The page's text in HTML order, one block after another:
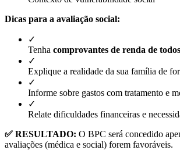
Dicas para a avaliação social:
✓
Tenha comprovantes de renda de
✓
Explique a realidade da sua família de
✓
Informe sobre gastos com tratamento e
✓
Relate dificuldades financeiras e
✅ RESULTADO: O BPC será concedido
avaliações (médica e social) forem favoráveis.